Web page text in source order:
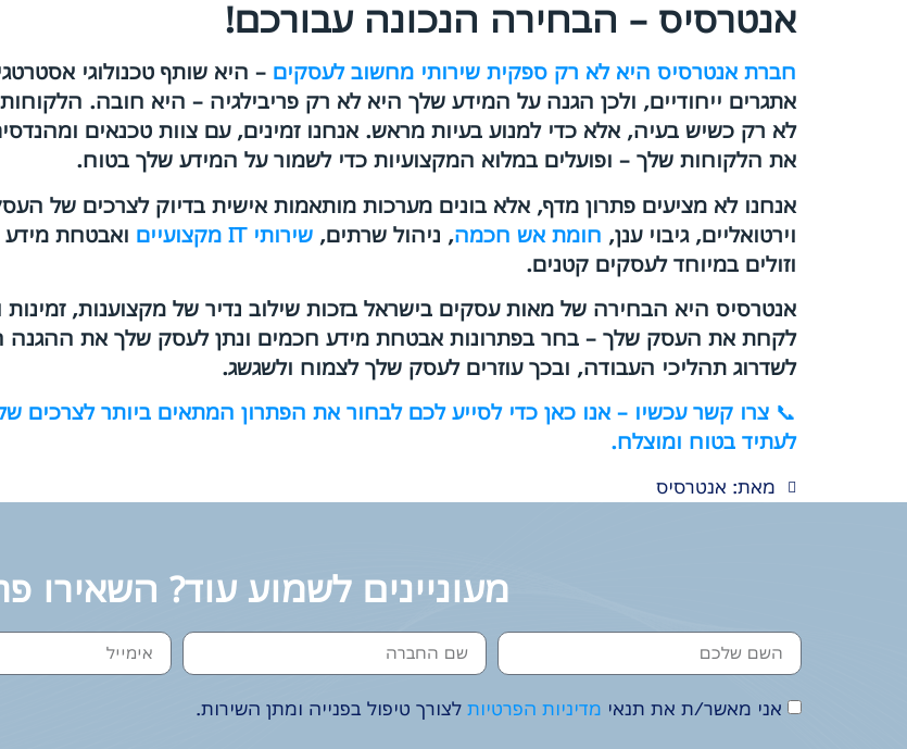
אנטרסיס – הבחירה הנכונה עבורכם!
חברת אנטרסיס היא לא רק ספקית שירותי מחשוב לעסקים – היא שותף טכנולוגי
אתגרים ייחודיים, ולכן הגנה על המידע שלך היא לא רק פריבילגיה – היא חובה.
לא רק כשיש בעיה, אלא כדי למנוע בעיות מראש. אנחנו זמינים, עם צוות טכנאים
את הלקוחות שלך – ופועלים במלוא המקצועיות כדי לשמור על המידע שלך בטוח.
אנחנו לא מציעים פתרון מדף, אלא בונים מערכות מותאמות אישית בדיוק לצרכים של
וירטואליים, גיבוי ענן, חומת אש חכמה, ניהול שרתים, שירותי IT מקצועיים
ואבטחת
וזולים במיוחד לעסקים קטנים.
אנטרסיס היא הבחירה של מאות עסקים בישראל בזכות שילוב נדיר של מקצוענות,
לקחת את העסק שלך – בחר בפתרונות אבטחת מידע חכמים ונתן לעסק שלך את ההגנה
לשדרוג תהליכי העבודה, ובכך עוזרים לעסק שלך לצמוח ולשגשג.
📞 צרו קשר עכשיו – אנו כאן כדי לסייע לכם לבחור את הפתרון המתאים ביותר לצרכים
לעתיד בטוח ומוצלח.
מאת: אנטרסיס
מעוניינים לשמוע עוד? השאירו
אני מאשר/ת את תנאי מדיניות הפרטיות לצורך טיפול בפנייה ומתן השירות.